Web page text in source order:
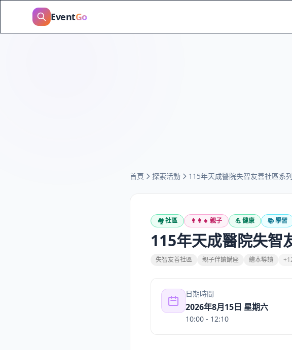
EventGo
首頁 探索活動 115年天成醫院失智友善社區系
🏘️社區 👨‍👩‍👧 親子 💪健康 📚學習
115年天成醫院失智
失智友善社區 親子伴讀講座 繪本導讀
日期時間
2026年8月15日 星期六
10:00 - 12:10